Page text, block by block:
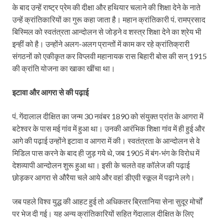
के बाद उन्हें राष्ट्र प्रेम की दीक्षा और हथियार चलाने की शिक्षा देने के नाते
उन्हें क्रांतिकारियों का गुरू कहा जाता है। महान क्रांतिकारी पं. रामप्रसाद
बिस्मिल को स्वतंत्रता आन्दोलन से जोड़ने व शस्त्र शिक्षा देने का श्रेय भी
इन्हीं को है। उन्होंने अलग-अलग प्रान्तों में काम कर रहे क्रांतिक्रारी
संगठनों को एकीकृत कर विप्लवी महानायक रास बिहारी बोस की सन् 1915
की क्रांति योजना का खाका खींचा था।
इटावा और आगरा से की पढ़ाई
पं. गेंदालाल दीक्षित का जन्म 30 नवंबर 1890 को संयुक्त प्रांत के आगरा में
बटेश्वर के पास मई गांव में हुआ था। उनकी आरंभिक शिक्षा गांव में ही हुई और
आगे की पढ़ाई उन्होंने इटावा व आगरा में की। स्वतंत्रता के आन्दोलन से वे
मिडिल पास करने के बाद ही जुड़ गये थे, जब 1905 में बंग-भंग के विरोध में
देशव्यापी आन्दोलन शुरू हुआ था। इसी के चलते वह कॉलेज की पढ़ाई
छोड़कर आगरा से औरैया चले आये और वहां डीएवी स्कूल में पढ़ाने लगे।
जब पहले विश्व युद्ध की आहट हुई तो अधिकतर ब्रितानिया सेना सुदूर मोर्चों
पर भेज दी गई। यह अन्य क्रांतिकारियों सहित गेंदालाल दीक्षित के लिए